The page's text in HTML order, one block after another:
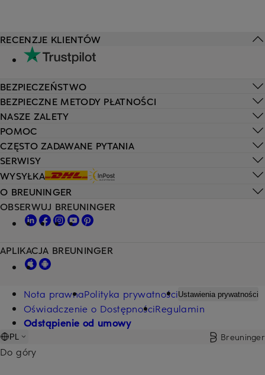
POMOC
CZĘSTO ZADAWANE PYTANIA
SERWISY
WYSYŁKA
RECENZJE KLIENTÓW
BEZPIECZEŃSTWO
BEZPIECZNE METODY PŁATNOŚCI
NASZE ZALETY
O BREUNINGER
OBSERWUJ BREUNINGER
APLIKACJA BREUNINGER
Nota prawnaPolityka prywatnościUstawienia prywatności
Oświadczenie o DostępnościRegulamin
Odstąpienie od umowy
PL Breuninger
Do góry